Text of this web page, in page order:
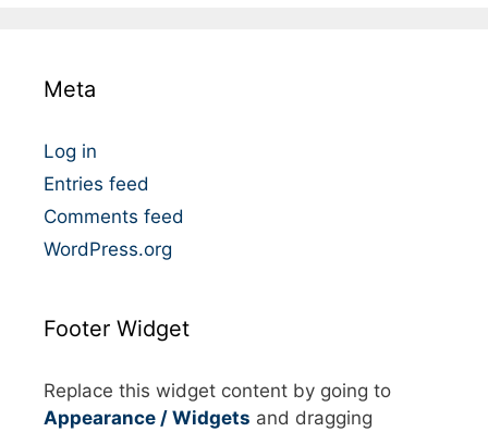
r
e
s
Meta
Log in
Entries feed
Comments feed
WordPress.org
Footer Widget
Replace this widget content by going to
Appearance / Widgets and dragging